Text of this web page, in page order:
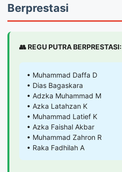
Berprestasi
👥 REGU PUTRA BERPRESTASI:
• Muhammad Daffa D
• Dias Bagaskara
• Adzka Muhammad M
• Azka Latahzan K
• Muhammad Latief K
• Azka Faishal Akbar
• Muhammad Zahron R
• Raka Fadhilah A